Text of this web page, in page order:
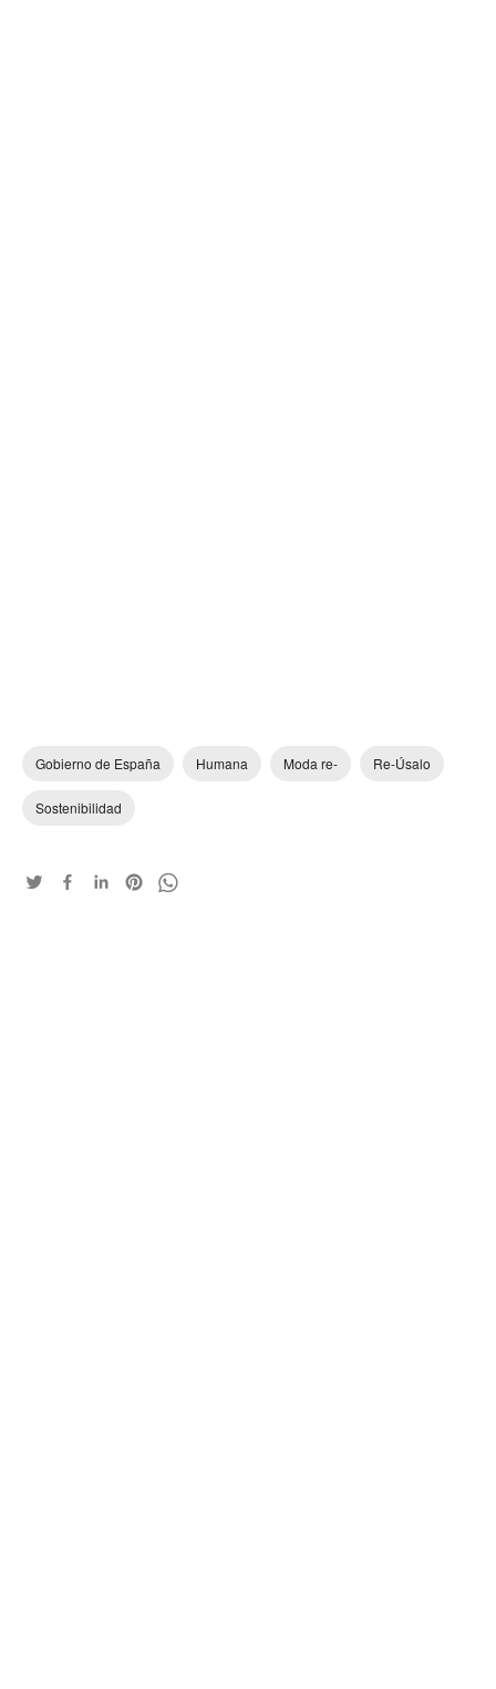
Gobierno de España Humana Moda re- Re-Úsalo
Sostenibilidad